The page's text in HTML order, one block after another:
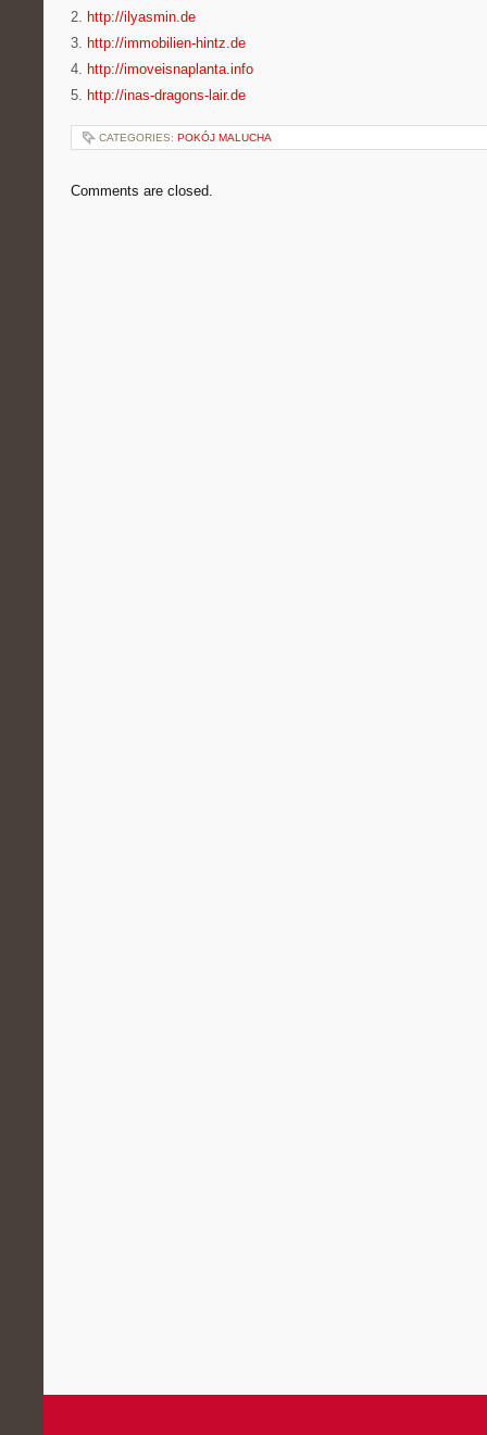
2. http://ilyasmin.de
3. http://immobilien-hintz.de
4. http://imoveisnaplanta.info
5. http://inas-dragons-lair.de
CATEGORIES: POKÓJ MALUCHA
Comments are closed.